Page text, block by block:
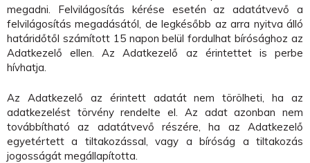
megadni. Felvilágosítás kérése esetén az adatátvevő a
felvilágosítás megadásától, de legkésőbb az arra nyitva álló
határidőtől számított 15 napon belül fordulhat bírósághoz az
Adatkezelő ellen. Az Adatkezelő az érintettet is perbe
hívhatja.
Az Adatkezelő az érintett adatát nem törölheti, ha az
adatkezelést törvény rendelte el. Az adat azonban nem
továbbítható az adatátvevő részére, ha az Adatkezelő
egyetértett a tiltakozással, vagy a bíróság a tiltakozás
jogosságát megállapította.